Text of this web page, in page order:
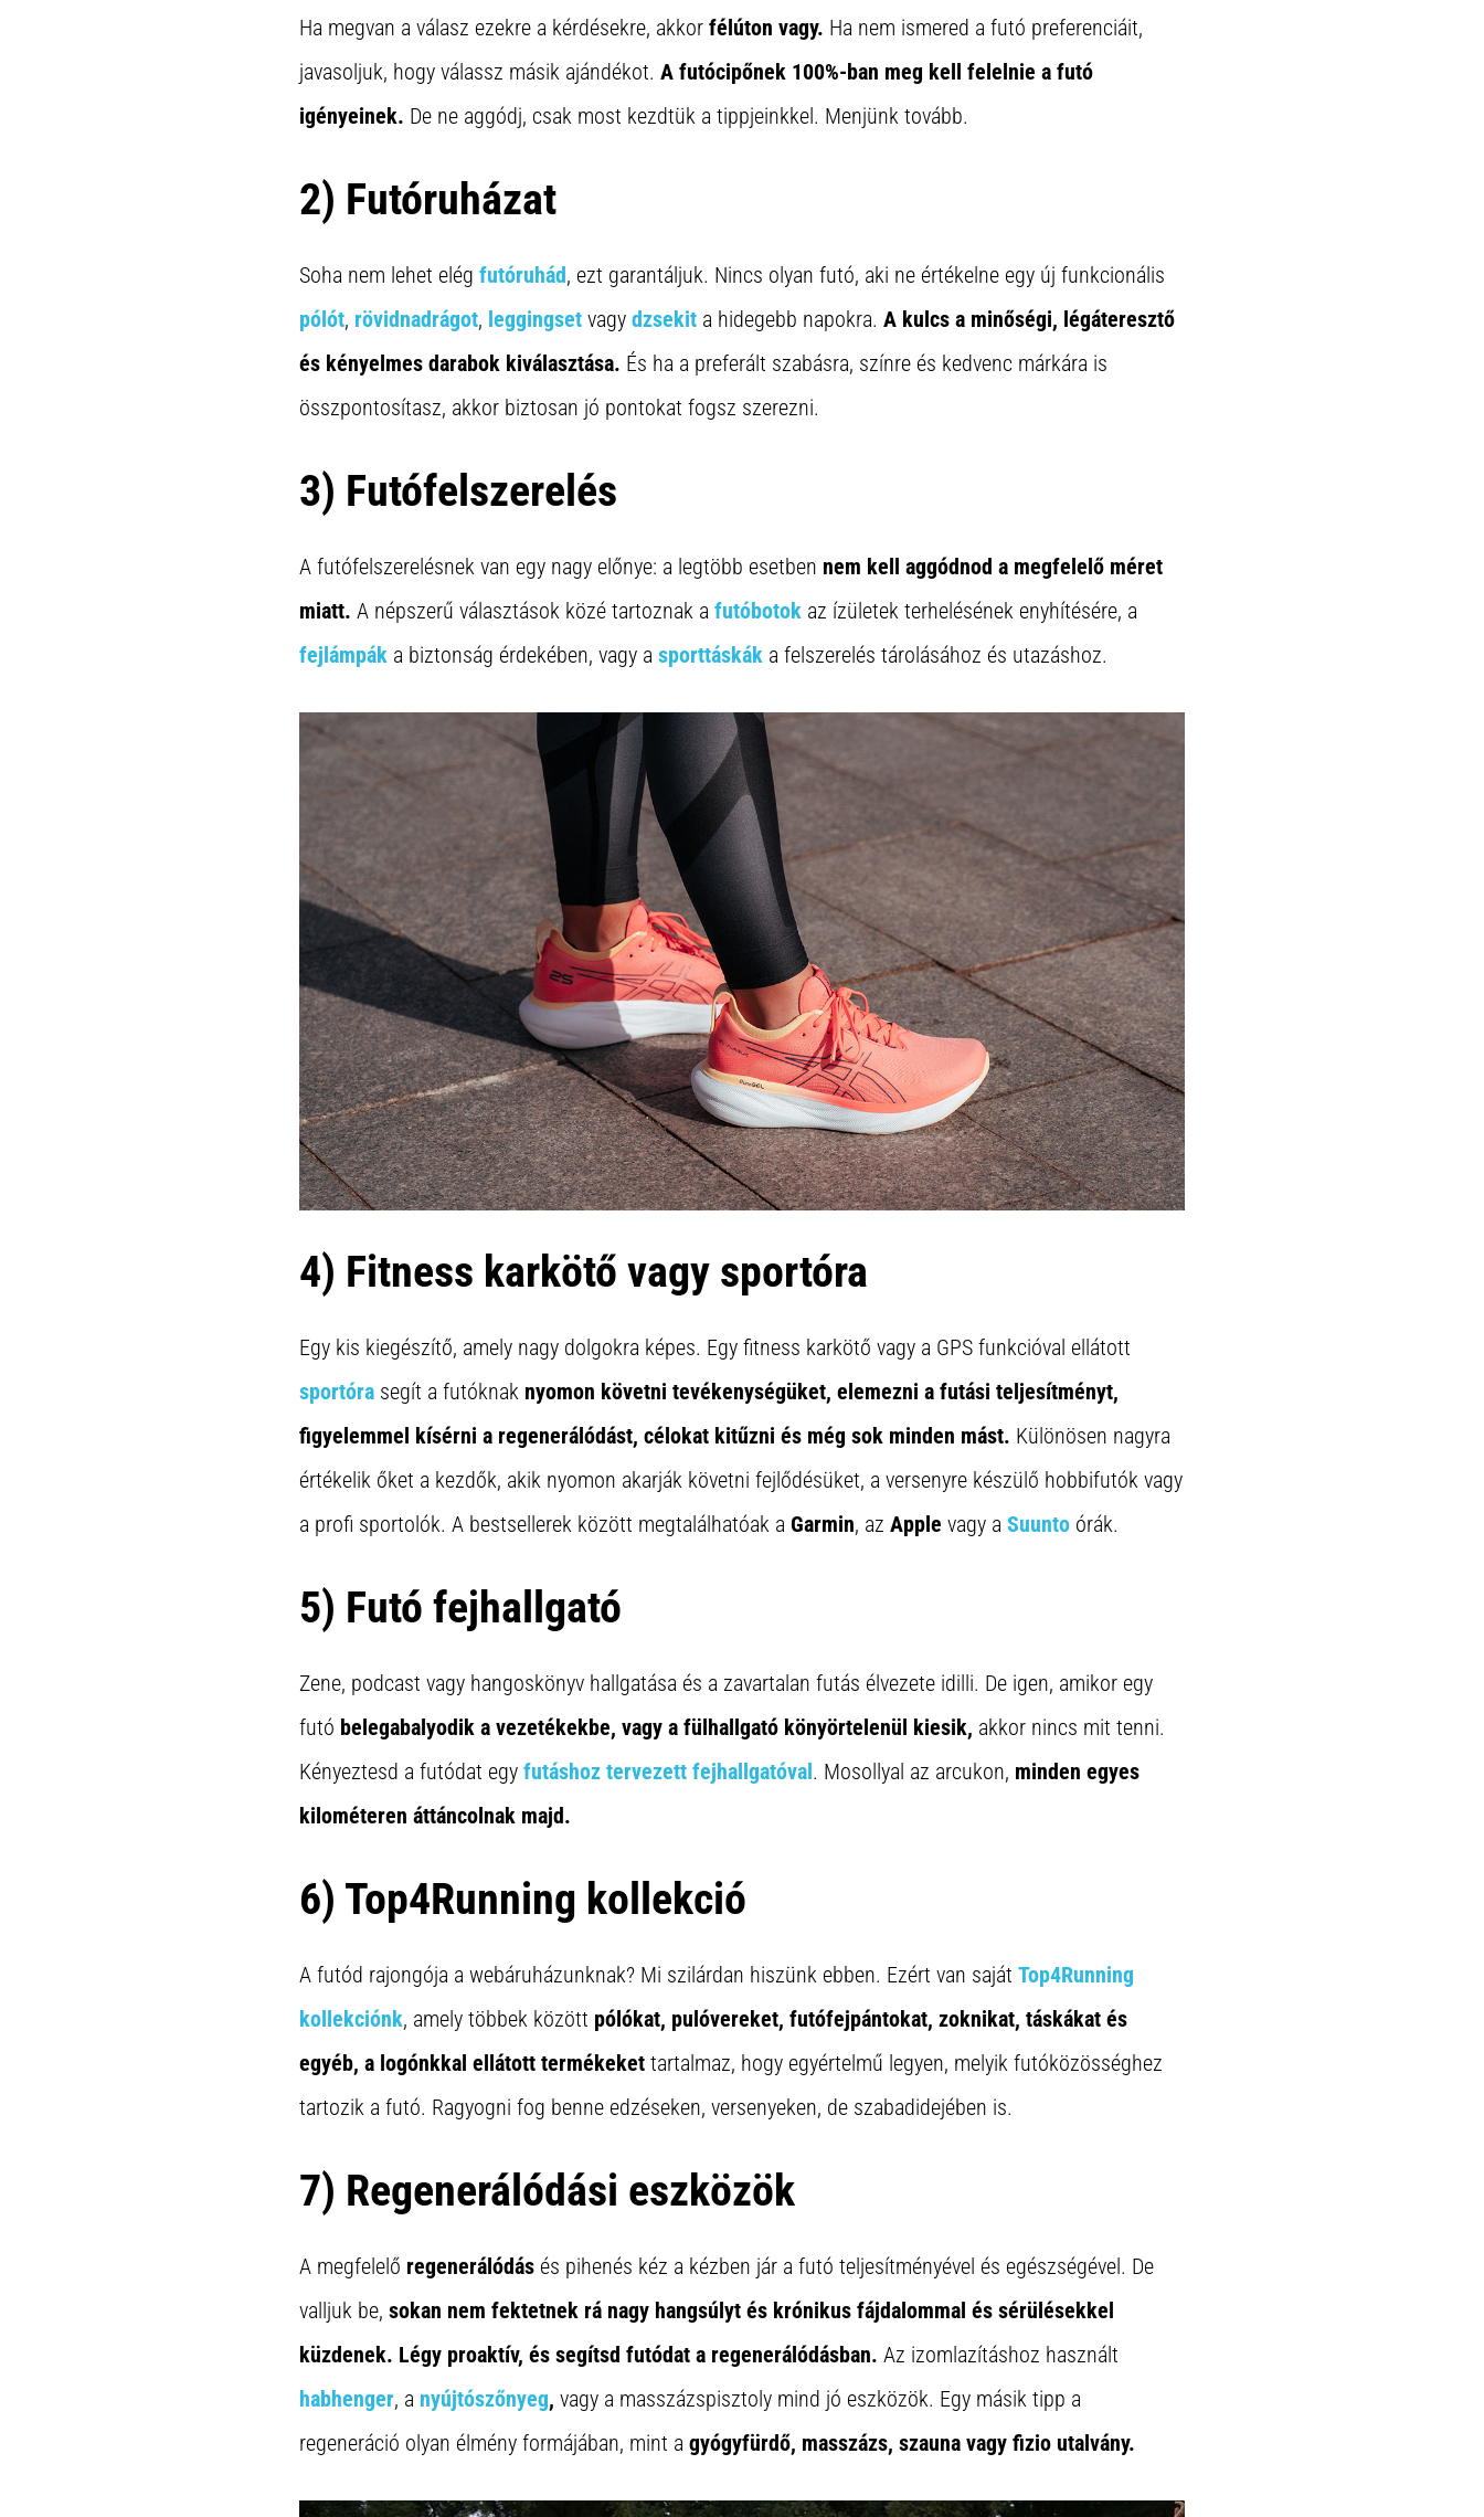
Ha megvan a válasz ezekre a kérdésekre, akkor félúton vagy. Ha nem ismered a futó preferenciáit,
javasoljuk, hogy válassz másik ajándékot. A futócipőnek 100%-ban meg kell felelnie a futó
igényeinek. De ne aggódj, csak most kezdtük a tippjeinkkel. Menjünk tovább.
2) Futóruházat
Soha nem lehet elég futóruhád, ezt garantáljuk. Nincs olyan futó, aki ne értékelne egy új funkcionális
pólót, rövidnadrágot, leggingset vagy dzsekit a hidegebb napokra. A kulcs a minőségi, légáteresztő
és kényelmes darabok kiválasztása. És ha a preferált szabásra, színre és kedvenc márkára is
összpontosítasz, akkor biztosan jó pontokat fogsz szerezni.
3) Futófelszerelés
A futófelszerelésnek van egy nagy előnye: a legtöbb esetben nem kell aggódnod a megfelelő méret
miatt. A népszerű választások közé tartoznak a futóbotok az ízületek terhelésének enyhítésére, a
fejlámpák a biztonság érdekében, vagy a sporttáskák a felszerelés tárolásához és utazáshoz.
4) Fitness karkötő vagy sportóra
Egy kis kiegészítő, amely nagy dolgokra képes. Egy fitness karkötő vagy a GPS funkcióval ellátott
sportóra segít a futóknak nyomon követni tevékenységüket, elemezni a futási teljesítményt,
figyelemmel kísérni a regenerálódást, célokat kitűzni és még sok minden mást. Különösen nagyra
értékelik őket a kezdők, akik nyomon akarják követni fejlődésüket, a versenyre készülő hobbifutók vagy
a profi sportolók. A bestsellerek között megtalálhatóak a Garmin, az Apple vagy a Suunto órák.
5) Futó fejhallgató
Zene, podcast vagy hangoskönyv hallgatása és a zavartalan futás élvezete idilli. De igen, amikor egy
futó belegabalyodik a vezetékekbe, vagy a fülhallgató könyörtelenül kiesik, akkor nincs mit tenni.
Kényeztesd a futódat egy futáshoz tervezett fejhallgatóval. Mosollyal az arcukon, minden egyes
kilométeren áttáncolnak majd.
6) Top4Running kollekció
A futód rajongója a webáruházunknak? Mi szilárdan hiszünk ebben. Ezért van saját Top4Running
kollekciónk, amely többek között pólókat, pulóvereket, futófejpántokat, zoknikat, táskákat és
egyéb, a logónkkal ellátott termékeket tartalmaz, hogy egyértelmű legyen, melyik futóközösséghez
tartozik a futó. Ragyogni fog benne edzéseken, versenyeken, de szabadidejében is.
7) Regenerálódási eszközök
A megfelelő regenerálódás és pihenés kéz a kézben jár a futó teljesítményével és egészségével. De
valljuk be, sokan nem fektetnek rá nagy hangsúlyt és krónikus fájdalommal és sérülésekkel
küzdenek. Légy proaktív, és segítsd futódat a regenerálódásban. Az izomlazításhoz használt
habhenger, a nyújtószőnyeg, vagy a masszázspisztoly mind jó eszközök. Egy másik tipp a
regeneráció olyan élmény formájában, mint a gyógyfürdő, masszázs, szauna vagy fizio utalvány.